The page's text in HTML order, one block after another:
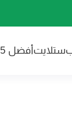
ستلايتأفضل 5